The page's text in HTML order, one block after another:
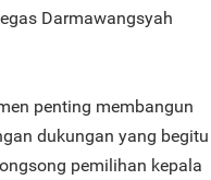
Darmawangsyah
penting membangun
dukungan yang begitu
pemilihan kepala